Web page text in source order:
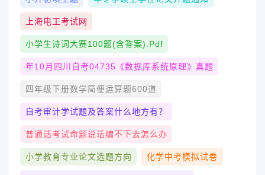
上海电工考试网
小学生诗词大赛100题(含答案).pdf
年10月四川自考04735《数据库系统原理》真题
四年级下册数学简便运算题600道
自考审计学试题及答案什么地方有？
普通话考试命题说话编不下去怎么办
小学教育专业论文选题方向 化学中考模拟试卷